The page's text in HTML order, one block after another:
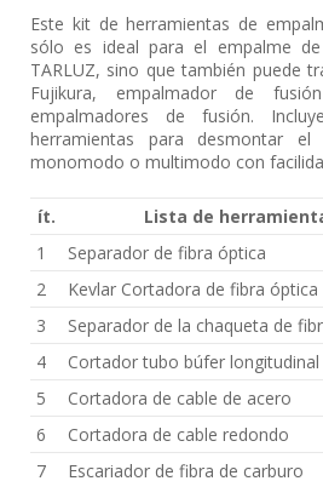
Este kit de herramientas de
sólo es ideal para el empalme
TARLUZ, sino que también puede
Fujikura, empalmador de
empalmadores de fusión.
herramientas para desmontar
monomodo o multimodo con
ít. Lista de
1
Separador de fibra óptica
2
Kevlar Cortadora de fibra óptica
3
Separador de la chaqueta de
4
Cortador tubo búfer longitudinal
5
Cortadora de cable de acero
6
Cortadora de cable redondo
7
Escariador de fibra de carburo